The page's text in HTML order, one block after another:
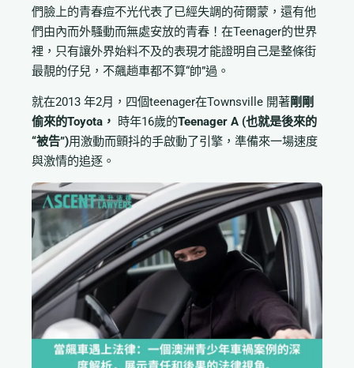
們臉上的青春痘不光代表了已經失調的荷爾蒙，還有他
們由內而外騷動而無處安放的青春！在Teenager的世界
裡，只有讓外界始料不及的表現才能證明自己是整條街
最靚的仔兒，不飆趟車都不算“帥”過。
就在2013 年2月，四個teenager在Townsville 開著剛剛
偷來的Toyota，
時年16歲的Teenager A (也就是後來的
“被告”)用激動而顫抖的手啟動了引擎，準備來一場速度
與激情的追逐。